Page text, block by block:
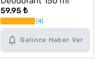
Gelince Haber Ver
59,95 ₺
4